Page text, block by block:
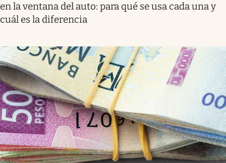
en la ventana del auto: para qué se usa cada una y
cuál es la diferencia